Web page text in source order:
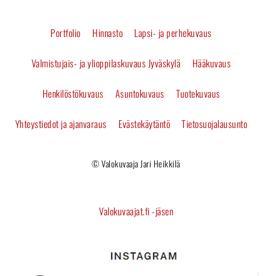
Top
Portfolio Hinnasto Lapsi- ja perhekuvaus
Valmistujais- ja ylioppilaskuvaus Jyväskylä Hääkuvaus
Henkilöstökuvaus Asuntokuvaus Tuotekuvaus
Yhteystiedot ja ajanvaraus Evästekäytäntö Tietosuojalausunto
© Valokuvaaja Jari Heikkilä
Valokuvaajat.fi -jäsen